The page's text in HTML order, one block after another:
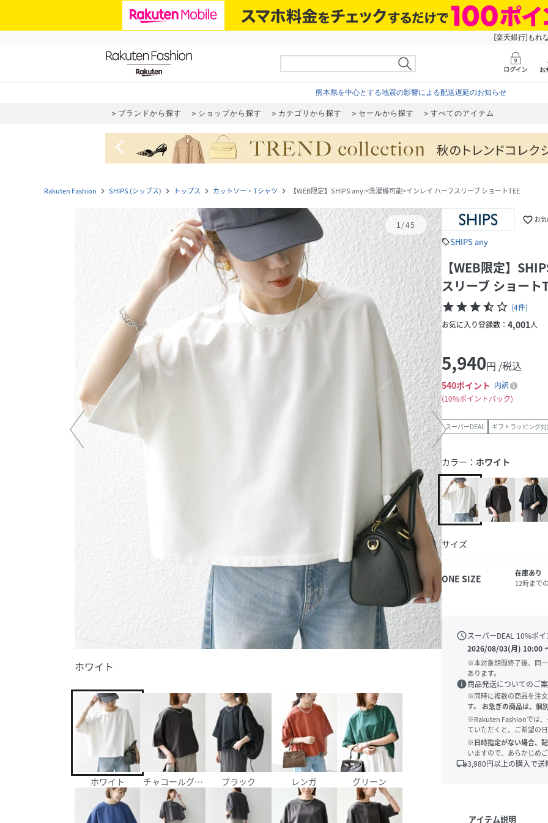
[楽天銀行]もれ
熊本県を中心とする地震の影響による配送遅延のお知らせ
ブランドから探す ショップから探す カテゴリから探す セールから探す すべてのアイテム
navigate_before
Rakuten Fashion navigate_next SHIPS (シップス) navigate_next トップス navigate_next カットソー・Tシャツ navigate_next 【WEB限定】SHIPS any:<洗濯機可能>インレイ ハーフスリーブ ショートTEE
1/45
ホワイト
ホワイト チャコールグレー ブラック レンガ グリーン
favorite_border お
sellSHIPS any
【WEB限定】
スリーブ ショート
starstarstarstar_halfstar_border (4件)
お気に入り登録数： 4,001人
5,940円 /税込
540ポイント 内訳
10%ポイントバック
スーパーDEAL ギフトラッピング
カラー： ホワイト
サイズ
ONE SIZE
在庫あり
12時まで
scheduleスーパーDEAL 10%ポ
2026/08/03(月) 10:00
※本対象期間終了後、同
あります。
info商品発送についてのご
※同時に複数の商品を注
す。
お急ぎの商品は、個
※Rakuten Fashionでは、
ていただくと、ご希望の
※日時指定がない場合、
いますので、あらかじめ
local_shipping3,980円以上の購入で送
アイテム説明